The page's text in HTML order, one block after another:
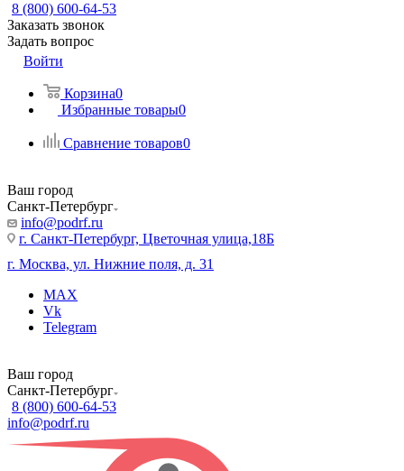
8 (800) 600-64-53
Заказать звонок
Задать вопрос
Войти
Корзина0
Избранные товары0
Сравнение товаров0
Ваш город
Санкт-Петербург
info@podrf.ru
г. Санкт-Петербург, Цветочная улица,18Б
г. Москва, ул. Нижние поля, д. 31
MAX
Vk
Telegram
Ваш город
Санкт-Петербург
8 (800) 600-64-53
info@podrf.ru